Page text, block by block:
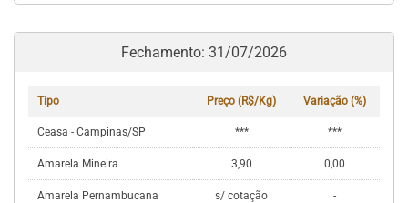
Fechamento: 31/07/2026
Tipo Preço (R$/Kg) Variação (%)
Ceasa - Campinas/SP *** ***
Amarela Mineira 3,90 0,00
Amarela Pernambucana s/ cotação -